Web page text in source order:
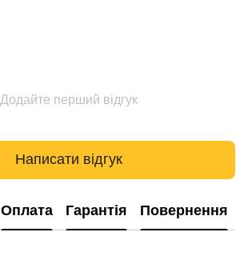
Додайте перший відгук
Написати відгук
Оплата Гарантія Повернення